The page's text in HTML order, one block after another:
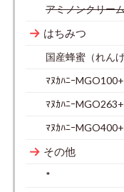
アミノンクリー
はちみつ
国産蜂蜜（れん
ﾏﾇｶﾊﾆｰMGO100+
ﾏﾇｶﾊﾆｰMGO263+
ﾏﾇｶﾊﾆｰMGO400+
その他
*